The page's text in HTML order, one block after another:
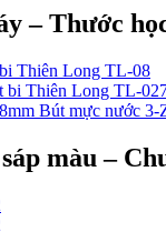
– Thước
Thiên Long TL-08
bi Thiên Long TL-
Bút mực nước 3-
màu –